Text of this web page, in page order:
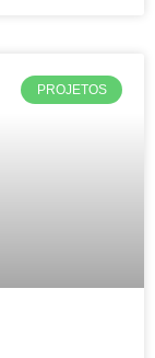
PROJETOS